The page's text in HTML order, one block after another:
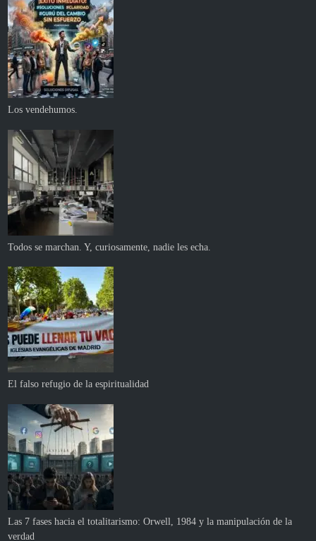
Los vendehumos.
Todos se marchan. Y, curiosamente, nadie les echa.
El falso refugio de la espiritualidad
Las 7 fases hacia el totalitarismo: Orwell, 1984 y la manipulación de la
verdad